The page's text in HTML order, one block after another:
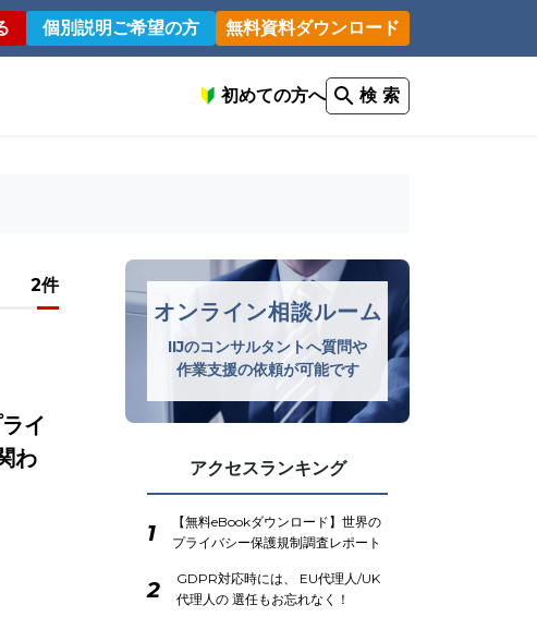
個別説明ご希望の方 無料資料ダウンロード
初めての方へ 検 索
2件
イ
わ
オンライン相談ルーム
IIJのコンサルタントへ質問や
作業支援の依頼が可能です
アクセスランキング
1
【無料eBookダウンロード】世界の
プライバシー保護規制調査レポート
2
GDPR対応時には、 EU代理人/UK
代理人の 選任もお忘れなく！